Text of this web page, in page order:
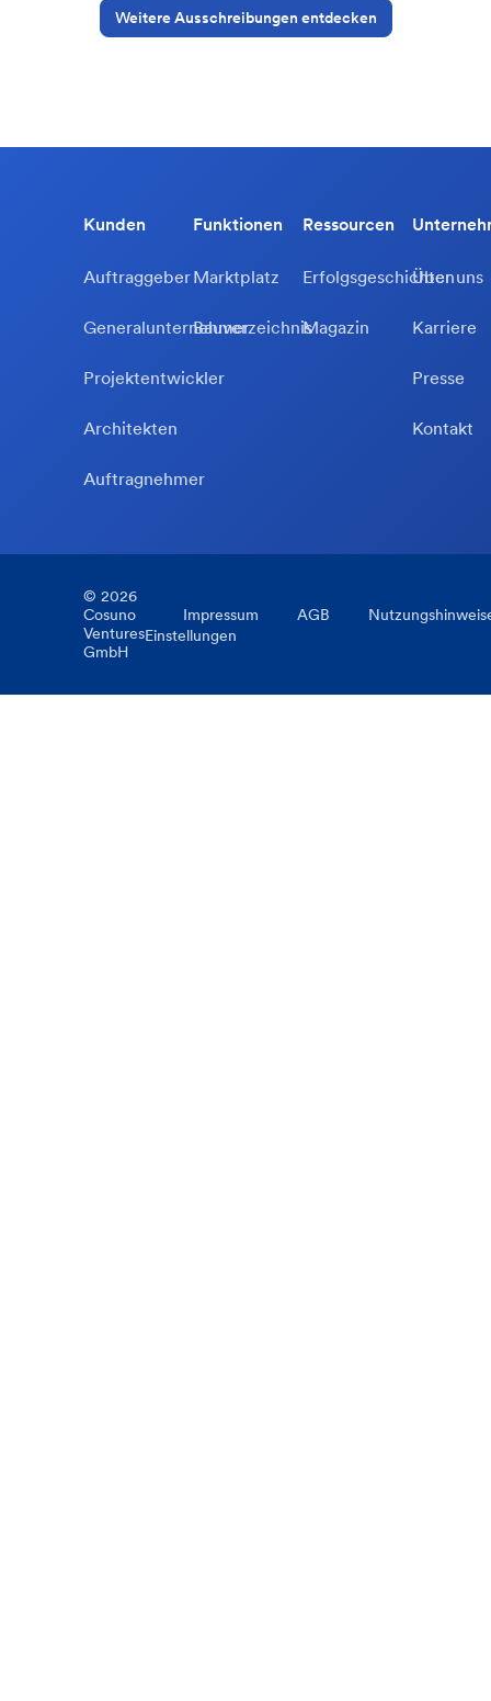
Weitere Ausschreibungen entdecken
Kunden
Auftraggeber
Generalunternehmer
Projektentwickler
Architekten
Auftragnehmer
Funktionen
Marktplatz
Bauverzeichnis
Ressourcen
Erfolgsgeschichten
Magazin
Über uns
Karriere
Presse
Kontakt
© 2026
Cosuno
Ventures
GmbH
Impressum AGB
Einstellungen